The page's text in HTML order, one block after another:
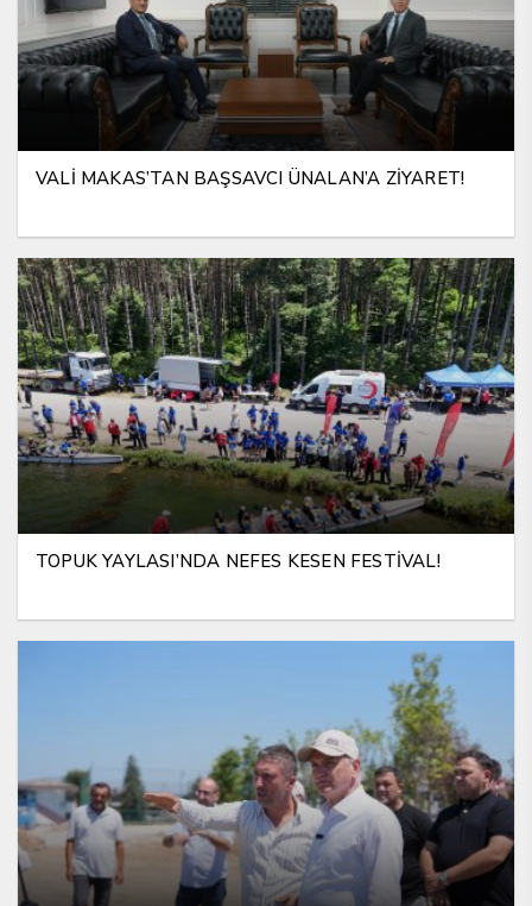
VALİ MAKAS’TAN BAŞSAVCI ÜNALAN’A ZİYARET!
TOPUK YAYLASI’NDA NEFES KESEN FESTİVAL!